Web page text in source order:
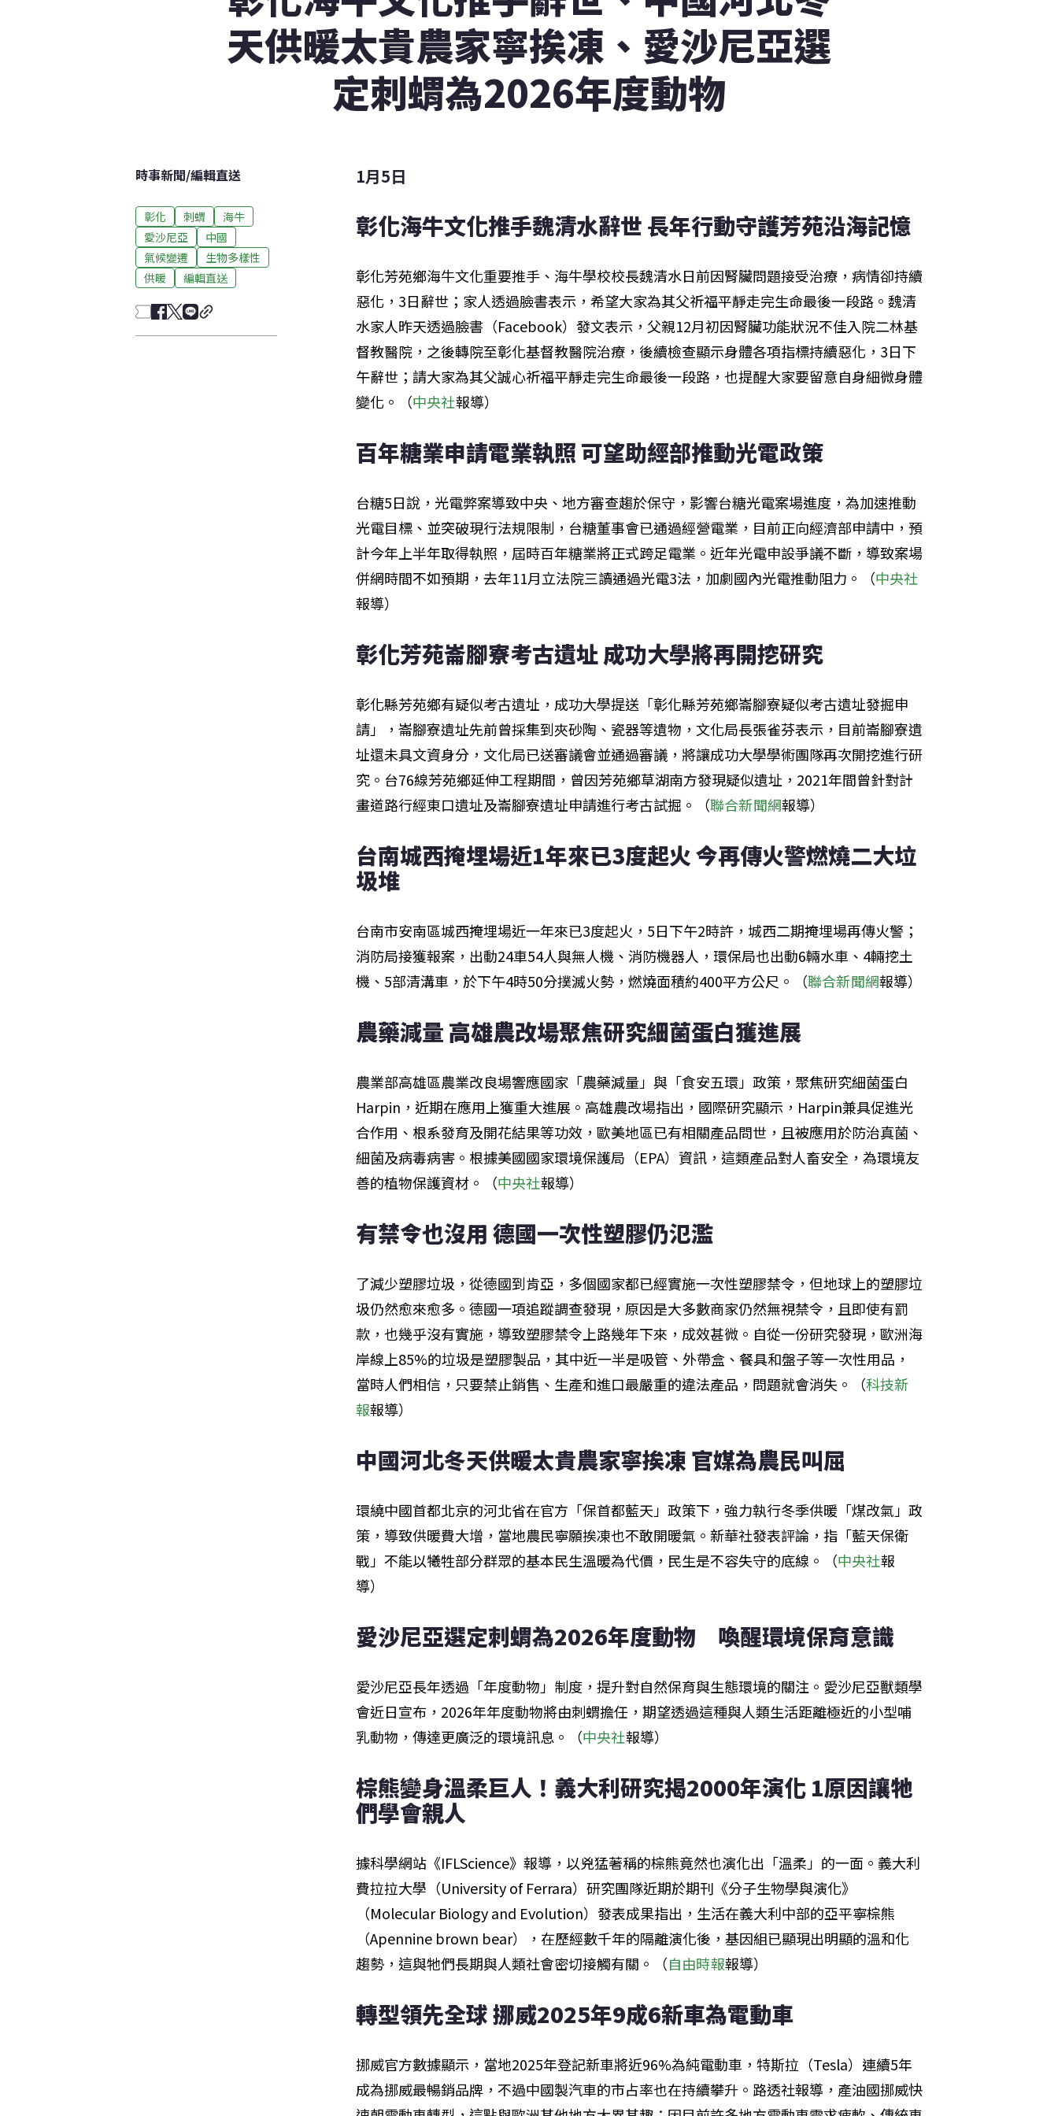
天供暖太貴農家寧挨凍、愛沙尼亞選
定刺蝟為2026年度動物
時事新聞/編輯直送
彰化 刺蝟
海牛
愛沙尼亞
中國
氣候變遷
生物多樣性
供暖
編輯直送
1月5日
彰化海牛文化推手魏清水辭世 長年行動守護芳苑沿海記憶
彰化芳苑鄉海牛文化重要推手、海牛學校校長魏清水日前因腎臟問題接受治療，病情卻持續
惡化，3日辭世；家人透過臉書表示，希望大家為其父祈福平靜走完生命最後一段路。魏清
水家人昨天透過臉書（Facebook）發文表示，父親12月初因腎臟功能狀況不佳入院二林基
督教醫院，之後轉院至彰化基督教醫院治療，後續檢查顯示身體各項指標持續惡化，3日下
午辭世；請大家為其父誠心祈福平靜走完生命最後一段路，也提醒大家要留意自身細微身體
變化。（中央社報導）
百年糖業申請電業執照 可望助經部推動光電政策
台糖5日說，光電弊案導致中央、地方審查趨於保守，影響台糖光電案場進度，為加速推動
光電目標、並突破現行法規限制，台糖董事會已通過經營電業，目前正向經濟部申請中，預
計今年上半年取得執照，屆時百年糖業將正式跨足電業。近年光電申設爭議不斷，導致案場
併網時間不如預期，去年11月立法院三讀通過光電3法，加劇國內光電推動阻力。（中央社
報導）
彰化芳苑崙腳寮考古遺址 成功大學將再開挖研究
彰化縣芳苑鄉有疑似考古遺址，成功大學提送「彰化縣芳苑鄉崙腳寮疑似考古遺址發掘申
請」，崙腳寮遺址先前曾採集到夾砂陶、瓷器等遺物，文化局長張雀芬表示，目前崙腳寮遺
址還未具文資身分，文化局已送審議會並通過審議，將讓成功大學學術團隊再次開挖進行研
究。台76線芳苑鄉延伸工程期間，曾因芳苑鄉草湖南方發現疑似遺址，2021年間曾針對計
畫道路行經東口遺址及崙腳寮遺址申請進行考古試掘。（聯合新聞網報導）
台南城西掩埋場近1年來已3度起火 今再傳火警燃燒二大垃
圾堆
台南市安南區城西掩埋場近一年來已3度起火，5日下午2時許，城西二期掩埋場再傳火警；
消防局接獲報案，出動24車54人與無人機、消防機器人，環保局也出動6輛水車、4輛挖土
機、5部清溝車，於下午4時50分撲滅火勢，燃燒面積約400平方公尺。（聯合新聞網報導）
農藥減量 高雄農改場聚焦研究細菌蛋白獲進展
農業部高雄區農業改良場響應國家「農藥減量」與「食安五環」政策，聚焦研究細菌蛋白
Harpin，近期在應用上獲重大進展。高雄農改場指出，國際研究顯示，Harpin兼具促進光
合作用、根系發育及開花結果等功效，歐美地區已有相關產品問世，且被應用於防治真菌、
細菌及病毒病害。根據美國國家環境保護局（EPA）資訊，這類產品對人畜安全，為環境友
善的植物保護資材。（中央社報導）
有禁令也沒用 德國一次性塑膠仍氾濫
了減少塑膠垃圾，從德國到肯亞，多個國家都已經實施一次性塑膠禁令，但地球上的塑膠垃
圾仍然愈來愈多。德國一項追蹤調查發現，原因是大多數商家仍然無視禁令，且即使有罰
款，也幾乎沒有實施，導致塑膠禁令上路幾年下來，成效甚微。自從一份研究發現，歐洲海
岸線上85%的垃圾是塑膠製品，其中近一半是吸管、外帶盒、餐具和盤子等一次性用品，
當時人們相信，只要禁止銷售、生產和進口最嚴重的違法產品，問題就會消失。（科技新
報報導）
中國河北冬天供暖太貴農家寧挨凍 官媒為農民叫屈
環繞中國首都北京的河北省在官方「保首都藍天」政策下，強力執行冬季供暖「煤改氣」政
策，導致供暖費大增，當地農民寧願挨凍也不敢開暖氣。新華社發表評論，指「藍天保衛
戰」不能以犧牲部分群眾的基本民生溫暖為代價，民生是不容失守的底線。（中央社報
導）
愛沙尼亞選定刺蝟為2026年度動物　喚醒環境保育意識
愛沙尼亞長年透過「年度動物」制度，提升對自然保育與生態環境的關注。愛沙尼亞獸類學
會近日宣布，2026年年度動物將由刺蝟擔任，期望透過這種與人類生活距離極近的小型哺
乳動物，傳達更廣泛的環境訊息。（中央社報導）
棕熊變身溫柔巨人！義大利研究揭2000年演化 1原因讓牠
們學會親人
據科學網站《IFLScience》報導，以兇猛著稱的棕熊竟然也演化出「溫柔」的一面。義大利
費拉拉大學（University of Ferrara）研究團隊近期於期刊《分子生物學與演化》
（Molecular Biology and Evolution）發表成果指出，生活在義大利中部的亞平寧棕熊
（Apennine brown bear），在歷經數千年的隔離演化後，基因組已顯現出明顯的溫和化
趨勢，這與牠們長期與人類社會密切接觸有關。（自由時報報導）
轉型領先全球 挪威2025年9成6新車為電動車
挪威官方數據顯示，當地2025年登記新車將近96%為純電動車，特斯拉（Tesla）連續5年
成為挪威最暢銷品牌，不過中國製汽車的市占率也在持續攀升。路透社報導，產油國挪威快